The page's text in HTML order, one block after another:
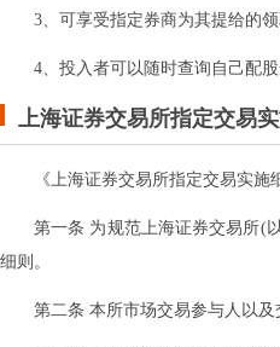
3、可享受指定券商为其提给的
4、投入者可以随时查询自己配
上海证券交易所指定交易
《上海证券交易所指定交易实施
第一条 为规范上海证券交易所(
细则。
第二条 本所市场交易参与人以